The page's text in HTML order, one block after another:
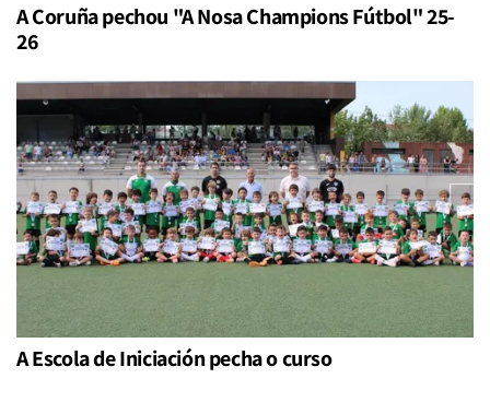
A Coruña pechou "A Nosa Champions Fútbol" 25-
26
A Escola de Iniciación pecha o curso